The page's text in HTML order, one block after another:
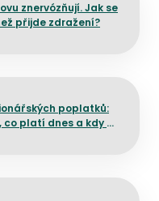
znervózňují. Jak se
přijde zdražení?
poplatků:
platí dnes a kdy by